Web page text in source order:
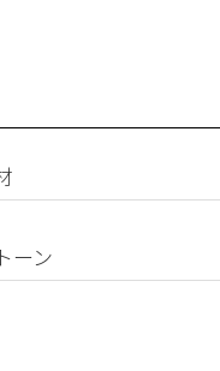
K10ーン